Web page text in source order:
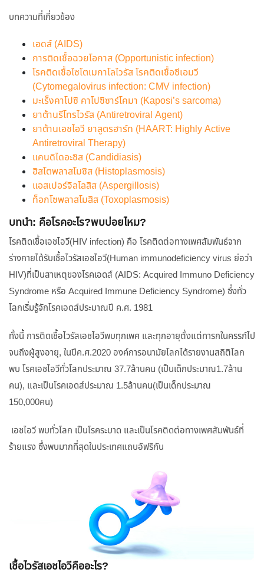
บทความที่เกี่ยวข้อง
เอดส์ (AIDS)
การติดเชื้อฉวยโอกาส (Opportunistic infection)
โรคติดเชื้อไซโตเมกาโลไวรัส โรคติดเชื้อซีเอมวี
(Cytomegalovirus infection: CMV infection)
มะเร็งคาโปซิ คาโปซิซาร์โคมา (Kaposi’s sarcoma)
ยาต้านรีโทรไวรัส (Antiretroviral Agent)
ยาต้านเอชไอวี ยาสูตรฮาร์ท (HAART: Highly Active
Antiretroviral Therapy)
แคนดิไดอะซิส (Candidiasis)
ฮิสโตพลาสโมซิส (Histoplasmosis)
แอสเปอร์จิลโลสิส (Aspergillosis)
ท็อกโซพลาสโมสิส (Toxoplasmosis)
บทนำ: คือโรคอะไร?พบบ่อยไหม?
โรคติดเชื้อเอชไอวี(HIV infection) คือ โรคติดต่อทางเพศสัมพันธ์จาก
ร่างกายได้รับเชื้อไวรัสเอชไอวี(Human immunodeficiency virus ย่อว่า
HIV)ที่เป็นสาเหตุของโรคเอดส์ (AIDS: Acquired Immuno Deficiency
Syndrome หรือ Acquired Immune Deficiency Syndrome) ซึ่งทั่ว
โลกเริ่มรู้จักโรคเอดส์ประมาณปี ค.ศ. 1981
ทั้งนี้ การติดเชื้อไวรัสเอชไอวีพบทุกเพศ และทุกอายุตั้งแต่ทารกในครรภ์ไป
จนถึงผู้สูงอายุ, ในปีค.ศ.2020 องค์การอนามัยโลกได้รายงานสถิติโลก
พบ โรคเอชไอวีทั่วโลกประมาณ 37.7ล้านคน (เป็นเด็กประมาณ1.7ล้าน
คน), และเป็นโรคเอดส์ประมาณ 1.5ล้านคน(เป็นเด็กประมาณ
150,000คน)
เอชไอวี พบทั่วโลก เป็นโรคระบาด และเป็นโรคติดต่อทางเพศสัมพันธ์ที่
ร้ายแรง ซึ่งพบมากที่สุดในประเทศแถบอัฟริกัน
เชื้อไวรัสเอชไอวีคืออะไร?